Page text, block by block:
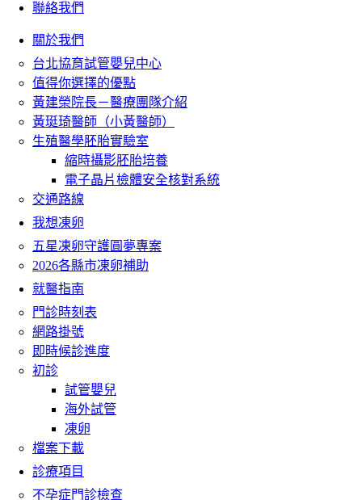
聯絡我們
關於我們
台北協育試管嬰兒中心
值得你選擇的優點
黃建榮院長－醫療團隊介紹
黃珽琦醫師（小黃醫師）
生殖醫學胚胎實驗室
縮時攝影胚胎培養
電子晶片檢體安全核對系統
交通路線
我想凍卵
五星凍卵守護圓夢專案
2026各縣市凍卵補助
就醫指南
門診時刻表
網路掛號
即時候診進度
初診
試管嬰兒
海外試管
凍卵
檔案下載
診療項目
不孕症門診檢查